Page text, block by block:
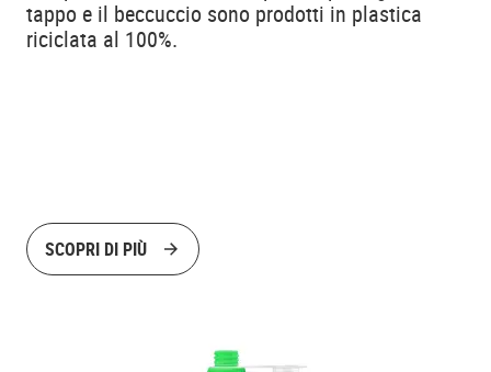
tappo e il beccuccio sono prodotti in plastica
riciclata al 100%.
SCOPRI DI PIÙ